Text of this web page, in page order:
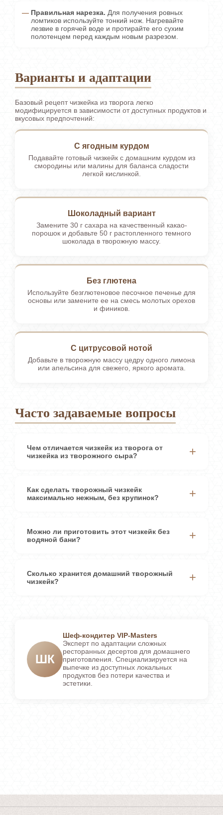
Правильная нарезка. Для получения ровных
ломтиков используйте тонкий нож. Нагревайте
лезвие в горячей воде и протирайте его сухим
полотенцем перед каждым новым разрезом.
Варианты и адаптации
Базовый рецепт чизкейка из творога легко
модифицируется в зависимости от доступных продуктов и
вкусовых предпочтений:
С ягодным курдом
Подавайте готовый чизкейк с домашним курдом из
смородины или малины для баланса сладости
легкой кислинкой.
Шоколадный вариант
Замените 30 г сахара на качественный какао-
порошок и добавьте 50 г растопленного темного
шоколада в творожную массу.
Без глютена
Используйте безглютеновое песочное печенье для
основы или замените ее на смесь молотых орехов
и фиников.
С цитрусовой нотой
Добавьте в творожную массу цедру одного лимона
или апельсина для свежего, яркого аромата.
Часто задаваемые вопросы
Чем отличается чизкейк из творога от
чизкейка из творожного сыра?
Как сделать творожный чизкейк
максимально нежным, без крупинок?
Можно ли приготовить этот чизкейк без
водяной бани?
Сколько хранится домашний творожный
чизкейк?
ШК
Шеф-кондитер VIP-Masters
Эксперт по адаптации сложных
ресторанных десертов для домашнего
приготовления. Специализируется на
выпечке из доступных локальных
продуктов без потери качества и
эстетики.